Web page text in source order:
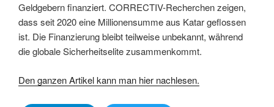
Geldgebern finanziert. CORRECTIV-Recherchen zeigen,
dass seit 2020 eine Millionensumme aus Katar geflossen
ist. Die Finanzierung bleibt teilweise unbekannt, während
die globale Sicherheitselite zusammenkommt.
Den ganzen Artikel kann man hier nachlesen.